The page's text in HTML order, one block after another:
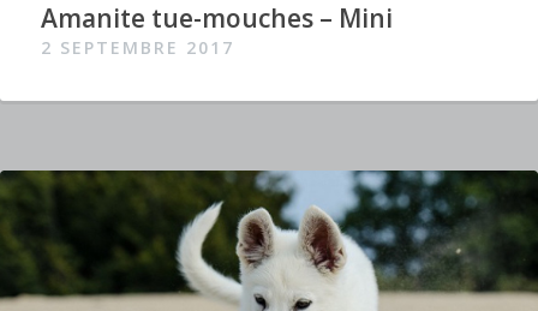
Amanite tue-mouches – Mini
2 SEPTEMBRE 2017